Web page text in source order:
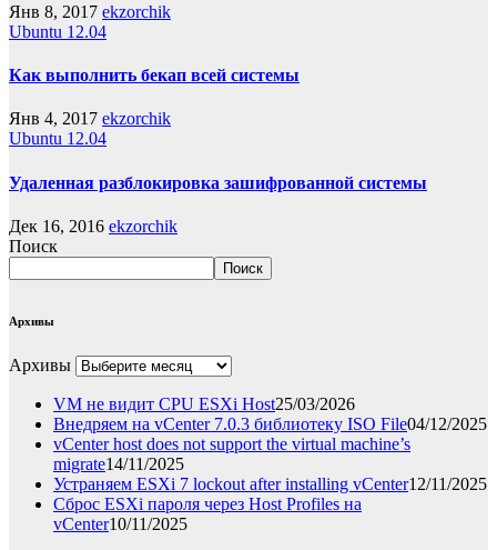
Янв 8, 2017 ekzorchik
Ubuntu 12.04
Как выполнить бекап всей системы
Янв 4, 2017 ekzorchik
Ubuntu 12.04
Удаленная разблокировка зашифрованной системы
Дек 16, 2016 ekzorchik
Поиск
Поиск
Архивы
Архивы
VM не видит CPU ESXi Host25/03/2026
Внедряем на vCenter 7.0.3 библиотеку ISO File04/12/2025
vCenter host does not support the virtual machine’s
migrate14/11/2025
Устраняем ESXi 7 lockout after installing vCenter12/11/2025
Сброс ESXi пароля через Host Profiles на
vCenter10/11/2025